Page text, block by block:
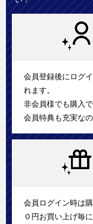
会員登録後にログ
れます。
非会員様でも購入
会員特典も充実な
会員ログイン時は
０円お買い上げ毎